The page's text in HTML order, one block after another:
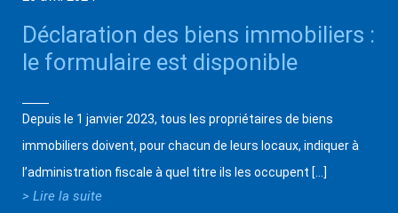
Déclaration des biens immobiliers :
le formulaire est disponible
Depuis le 1 janvier 2023, tous les propriétaires de biens
immobiliers doivent, pour chacun de leurs locaux, indiquer à
l’administration fiscale à quel titre ils les occupent […]
> Lire la suite